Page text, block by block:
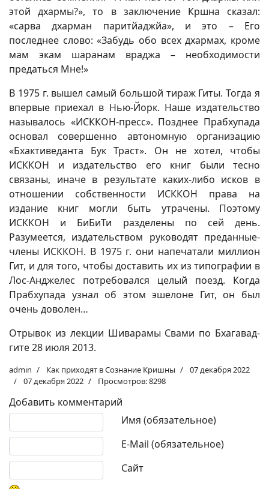
этой дхармы?», то в заключение Кршна сказал:
«сарва дхарман паритйаджйа», и это – Его
последнее слово: «Забудь обо всех дхармах, кроме
мам экам шаранам враджа – необходимости
предаться Мне!»
В 1975 г. вышел самый большой тираж Гиты. Тогда я
впервые приехал в Нью-Йорк. Наше издательство
называлось «ИСККОН-пресс». Позднее Прабхупада
основал совершенно автономную организацию
«Бхактиведанта Бук Траст». Он не хотел, чтобы
ИСККОН и издательство его книг были тесно
связаны, иначе в результате каких-либо исков в
отношении собственности ИСККОН права на
издание книг могли быть утрачены. Поэтому
ИСККОН и БиБиТи разделены по сей день.
Разумеется, издательством руководят преданные-
члены ИСККОН. В 1975 г. они напечатали миллион
Гит, и для того, чтобы доставить их из типографии в
Лос-Анджелес потребовался целый поезд. Когда
Прабхупада узнал об этом эшелоне Гит, он был
очень доволен…
Отрывок из лекции Шиварамы Свами по Бхагавад-
гите 28 июля 2013.
admin Как приходят в Сознание Кришны
07 декабря 2022
07 декабря 2022
Просмотров: 8298
Добавить комментарий
Имя (обязательное)
E-Mail (обязательное)
Сайт
Текст комментария